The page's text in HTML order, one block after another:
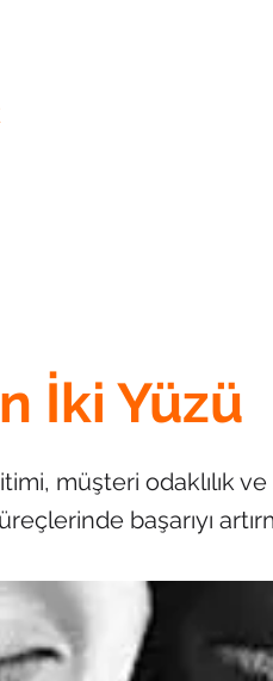
İki Yüzü
müşteri odaklılık
başarıyı